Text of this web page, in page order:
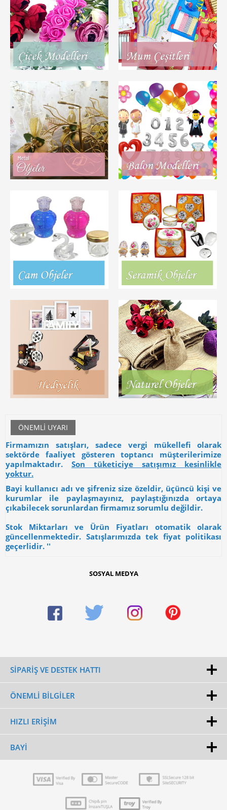
ÖNEMLI UYARI
Firmamızın satışları, sadece vergi mükellefi olarak
sektörde faaliyet gösteren toptancı müşterilerimize
yapılmaktadır. Son tüketiciye satışımız kesinlikle
yoktur.
Bayi kullanıcı adı ve şifreniz size özeldir, üçüncü kişi ve
kurumlar ile paylaşmayınız, paylaştığınızda ortaya
çıkabilecek sorunlardan firmamız sorumlu değildir.
Stok Miktarları ve Ürün Fiyatları otomatik olarak
güncellenmektedir. Satışlarımızda tek fiyat politikası
geçerlidir. ''
SOSYAL MEDYA
SİPARİŞ VE DESTEK HATTI
ÖNEMLI BILGILER
HIZLI ERIŞIM
BAYI